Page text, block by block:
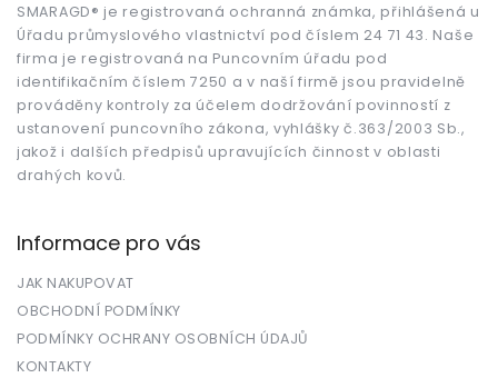
SMARAGD® je registrovaná ochranná známka, přihlášená u
Úřadu průmyslového vlastnictví pod číslem 24 71 43. Naše
firma je registrovaná na Puncovním úřadu pod
identifikačním číslem 7250 a v naší firmě jsou pravidelně
prováděny kontroly za účelem dodržování povinností z
ustanovení puncovního zákona, vyhlášky č.363/2003 Sb.,
jakož i dalších předpisů upravujících činnost v oblasti
drahých kovů.
Informace pro vás
JAK NAKUPOVAT
OBCHODNÍ PODMÍNKY
PODMÍNKY OCHRANY OSOBNÍCH ÚDAJŮ
KONTAKTY